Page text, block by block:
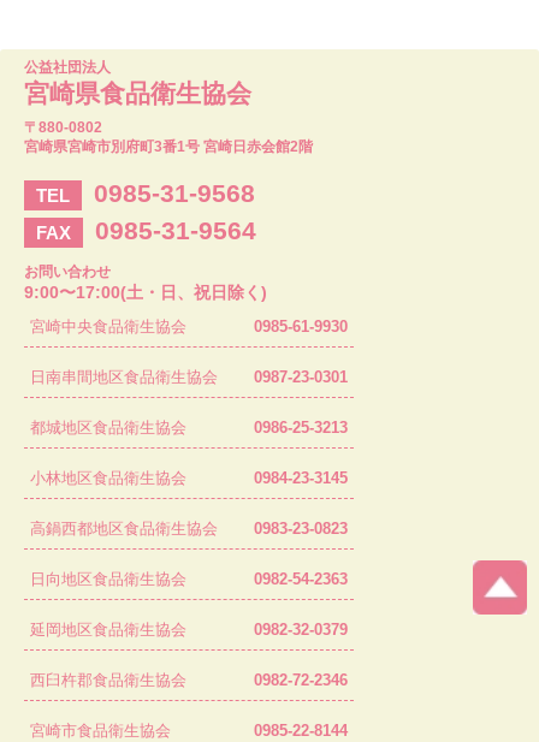
公益社団法人
宮崎県食品衛生協会
〒880-0802
宮崎県宮崎市別府町3番1号 宮崎日赤会館2階
TEL 0985-31-9568
FAX 0985-31-9564
お問い合わせ
9:00〜17:00(土・日、祝日除く)
宮崎中央食品衛生協会 0985-61-9930
日南串間地区食品衛生協会 0987-23-0301
都城地区食品衛生協会 0986-25-3213
小林地区食品衛生協会 0984-23-3145
高鍋西都地区食品衛生協会 0983-23-0823
日向地区食品衛生協会 0982-54-2363
延岡地区食品衛生協会 0982-32-0379
西臼杵郡食品衛生協会 0982-72-2346
宮崎市食品衛生協会 0985-22-8144